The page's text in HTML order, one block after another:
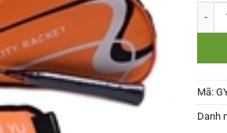
Túi
Mã:
Danh